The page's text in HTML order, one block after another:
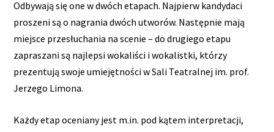
Odbywają się one w dwóch etapach. Najpierw kandydaci
proszeni są o nagrania dwóch utworów. Następnie mają
miejsce przesłuchania na scenie – do drugiego etapu
zapraszani są najlepsi wokaliści i wokalistki, którzy
prezentują swoje umiejętności w Sali Teatralnej im. prof.
Jerzego Limona.
Każdy etap oceniany jest m.in. pod kątem interpretacji,